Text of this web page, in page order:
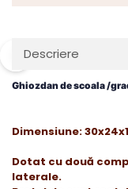
Descriere
Ghiozdan de scoala /
Dimensiune:
Dotat cu două
laterale.